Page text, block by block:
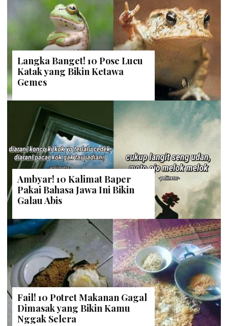
Langka Banget! 10 Pose Lucu
Katak yang Bikin Ketawa
Gemes
Ambyar! 10 Kalimat Baper
Pakai Bahasa Jawa Ini Bikin
Galau Abis
Fail! 10 Potret Makanan Gagal
Dimasak yang Bikin Kamu
Nggak Selera